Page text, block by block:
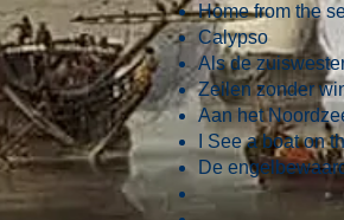
Home from the
Calypso
Als de
Zeilen zonder
Aan het
I See a boat on
De